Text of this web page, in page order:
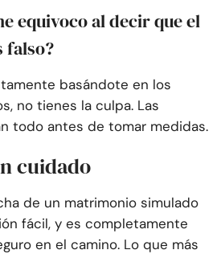
equivoco al decir que el
falso?
basándote en los
no tienes la culpa. Las
todo antes de tomar medidas.
cuidado
de un matrimonio simulado
fácil, y es completamente
en el camino. Lo que más